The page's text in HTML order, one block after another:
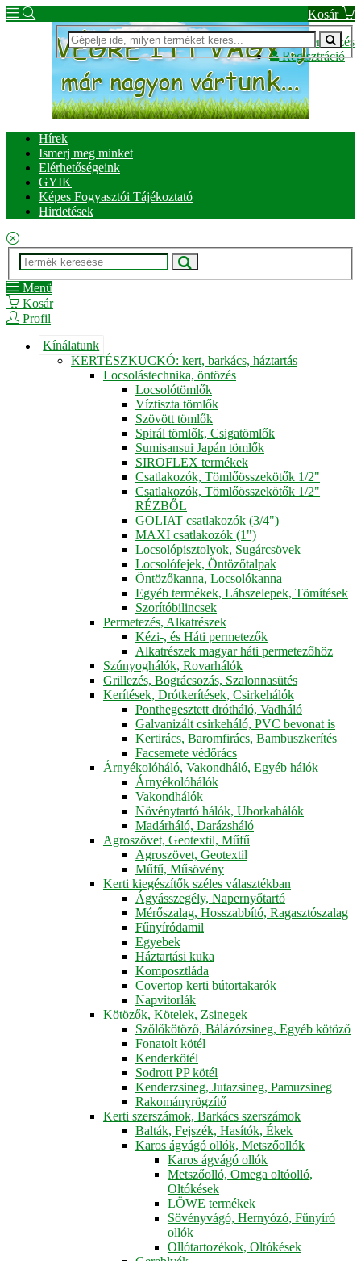
Kosár
Bejelentkezés
Regisztráció
Hírek
Ismerj meg minket
Elérhetőségeink
GYIK
Képes Fogyasztói Tájékoztató
Hirdetések
Menü
Kosár
Profil
Kínálatunk
KERTÉSZKUCKÓ: kert, barkács, háztartás
Locsolástechnika, öntözés
Locsolótömlők
Víztiszta tömlők
Szövött tömlők
Spirál tömlők, Csigatömlők
Sumisansui Japán tömlők
SIROFLEX termékek
Csatlakozók, Tömlőösszekötők 1/2"
Csatlakozók, Tömlőösszekötők 1/2"
RÉZBŐL
GOLIAT csatlakozók (3/4")
MAXI csatlakozók (1")
Locsolópisztolyok, Sugárcsövek
Locsolófejek, Öntözőtalpak
Öntözőkanna, Locsolókanna
Egyéb termékek, Lábszelepek, Tömítések
Szorítóbilincsek
Permetezés, Alkatrészek
Kézi-, és Háti permetezők
Alkatrészek magyar háti permetezőhöz
Szúnyoghálók, Rovarhálók
Grillezés, Bográcsozás, Szalonnasütés
Kerítések, Drótkerítések, Csirkehálók
Ponthegesztett drótháló, Vadháló
Galvanizált csirkeháló, PVC bevonat is
Kertirács, Baromfirács, Bambuszkerítés
Facsemete védőrács
Árnyékolóháló, Vakondháló, Egyéb hálók
Árnyékolóhálók
Vakondhálók
Növénytartó hálók, Uborkahálók
Madárháló, Darázsháló
Agroszövet, Geotextil, Műfű
Agroszövet, Geotextil
Műfű, Műsövény
Kerti kiegészítők széles választékban
Ágyásszegély, Napernyőtartó
Mérőszalag, Hosszabbító, Ragasztószalag
Fűnyíródamil
Egyebek
Háztartási kuka
Komposztláda
Covertop kerti bútortakarók
Napvitorlák
Kötözők, Kötelek, Zsinegek
Szőlőkötöző, Bálázózsineg, Egyéb kötöző
Fonatolt kötél
Kenderkötél
Sodrott PP kötél
Kenderzsineg, Jutazsineg, Pamuzsineg
Rakományrögzítő
Kerti szerszámok, Barkács szerszámok
Balták, Fejszék, Hasítók, Ékek
Karos ágvágó ollók, Metszőollók
Karos ágvágó ollók
Metszőolló, Omega oltóolló,
Oltókések
LÖWE termékek
Sövényvágó, Hernyózó, Fűnyíró
ollók
Ollótartozékok, Oltókések